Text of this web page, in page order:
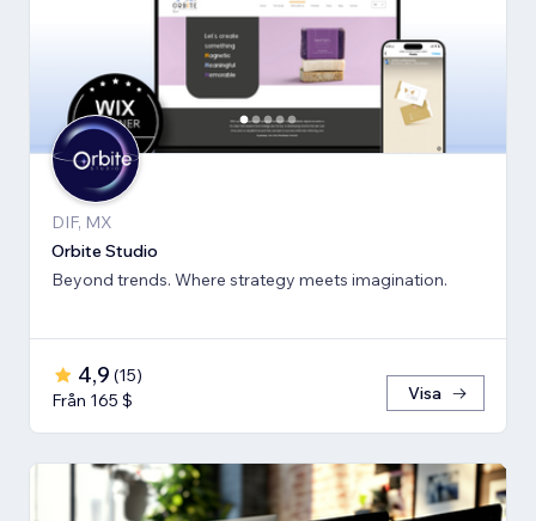
DIF, MX
Orbite Studio
Beyond trends. Where strategy meets imagination.
4,9 (15)
Från 165 $
Visa